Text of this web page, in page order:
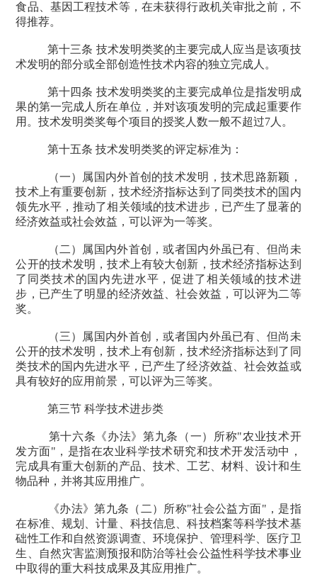
食品、基因工程技术等，在未获得行政机关审批之前，不
得推荐。
第十三条 技术发明类奖的主要完成人应当是该项技
术发明的部分或全部创造性技术内容的独立完成人。
第十四条 技术发明类奖的主要完成单位是指发明成
果的第一完成人所在单位，并对该项发明的完成起重要作
用。技术发明类奖每个项目的授奖人数一般不超过7 人。
第十五条 技术发明类奖的评定标准为：
（一）属国内外首创的技术发明，技术思路新颖，
技术上有重要创新，技术经济指标达到了同类技术的国内
领先水平，推动了相关领域的技术进步，已产生了显著的
经济效益或社会效益，可以评为一等奖。
（二）属国内外首创，或者国内外虽已有、但尚未
公开的技术发明，技术上有较大创新，技术经济指标达到
了同类技术的国内先进水平，促进了相关领域的技术进
步，已产生了明显的经济效益、社会效益，可以评为二等
奖。
（三）属国内外首创，或者国内外虽已有、但尚未
公开的技术发明，技术上有创新，技术经济指标达到了同
类技术的国内先进水平，已产生了经济效益、社会效益或
具有较好的应用前景，可以评为三等奖。
第三节 科学技术进步类
第十六条《办法》第九条（一）所称"农业技术开
发方面" ，是指在农业科学技术研究和技术开发活动中，
完成具有重大创新的产品、技术、工艺、材料、设计和生
物品种，并将其应用推广。
《办法》第九条（二）所称"社会公益方面" ，是指
在标准、规划、计量、科技信息、科技档案等科学技术基
础性工作和自然资源调查、环境保护、管理科学、医疗卫
生、自然灾害监测预报和防治等社会公益性科学技术事业
中取得的重大科技成果及其应用推广。